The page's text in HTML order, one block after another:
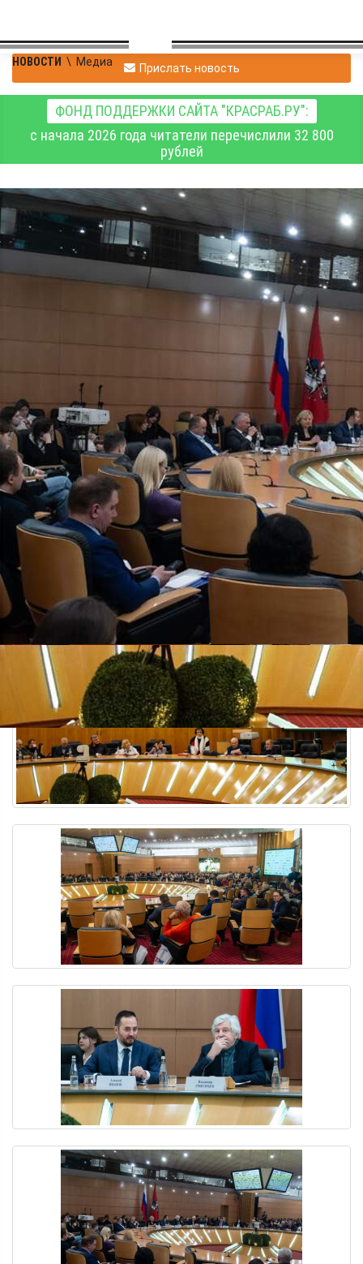
НОВОСТИ \ Медиа Прислать новость
ФОНД ПОДДЕРЖКИ САЙТА "КРАСРАБ.РУ":
с начала 2026 года читатели перечислили 32 800
рублей
Перезагрузка
издательского бизнеса
сопровождается
невероятными
трудностями
Медиа
11.12.2023 08:404500
1